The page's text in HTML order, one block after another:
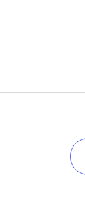
Yorum Yaz
Soru Sor